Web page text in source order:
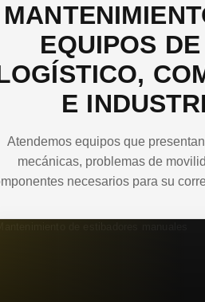
EQUIPOS
E
Atendemos equipos que
mecánicas, problemas de
necesarios para su